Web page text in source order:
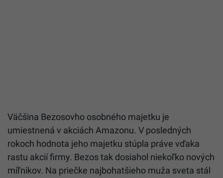
Väčšina Bezosovho osobného majetku je
umiestnená v akciách Amazonu. V posledných
rokoch hodnota jeho majetku stúpla práve vďaka
rastu akcií firmy. Bezos tak dosiahol niekoľko nových
míľnikov. Na priečke najbohatšieho muža sveta stál